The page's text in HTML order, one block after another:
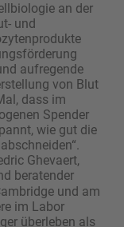
an der
und
aufregende
von Blut
dass im
Spender
wie gut die
Ghevaert,
beratender
und am
im Labor
überleben als